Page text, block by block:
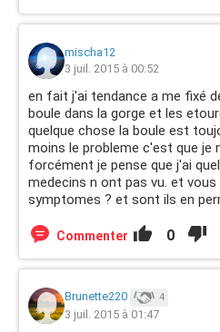
mischa12
3 juil. 2015 à 00:52
en fait j'ai tendance a me fixé
boule dans la gorge et les
quelque chose la boule est
moins le probleme c'est que je
forcément je pense que j'ai
medecins n ont pas vu. et
symptomes ? et sont ils en
Commenter 0
Brunette220 4
3 juil. 2015 à 01:47